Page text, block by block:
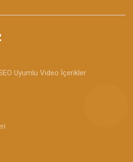
Uyumlu Video İçerikler